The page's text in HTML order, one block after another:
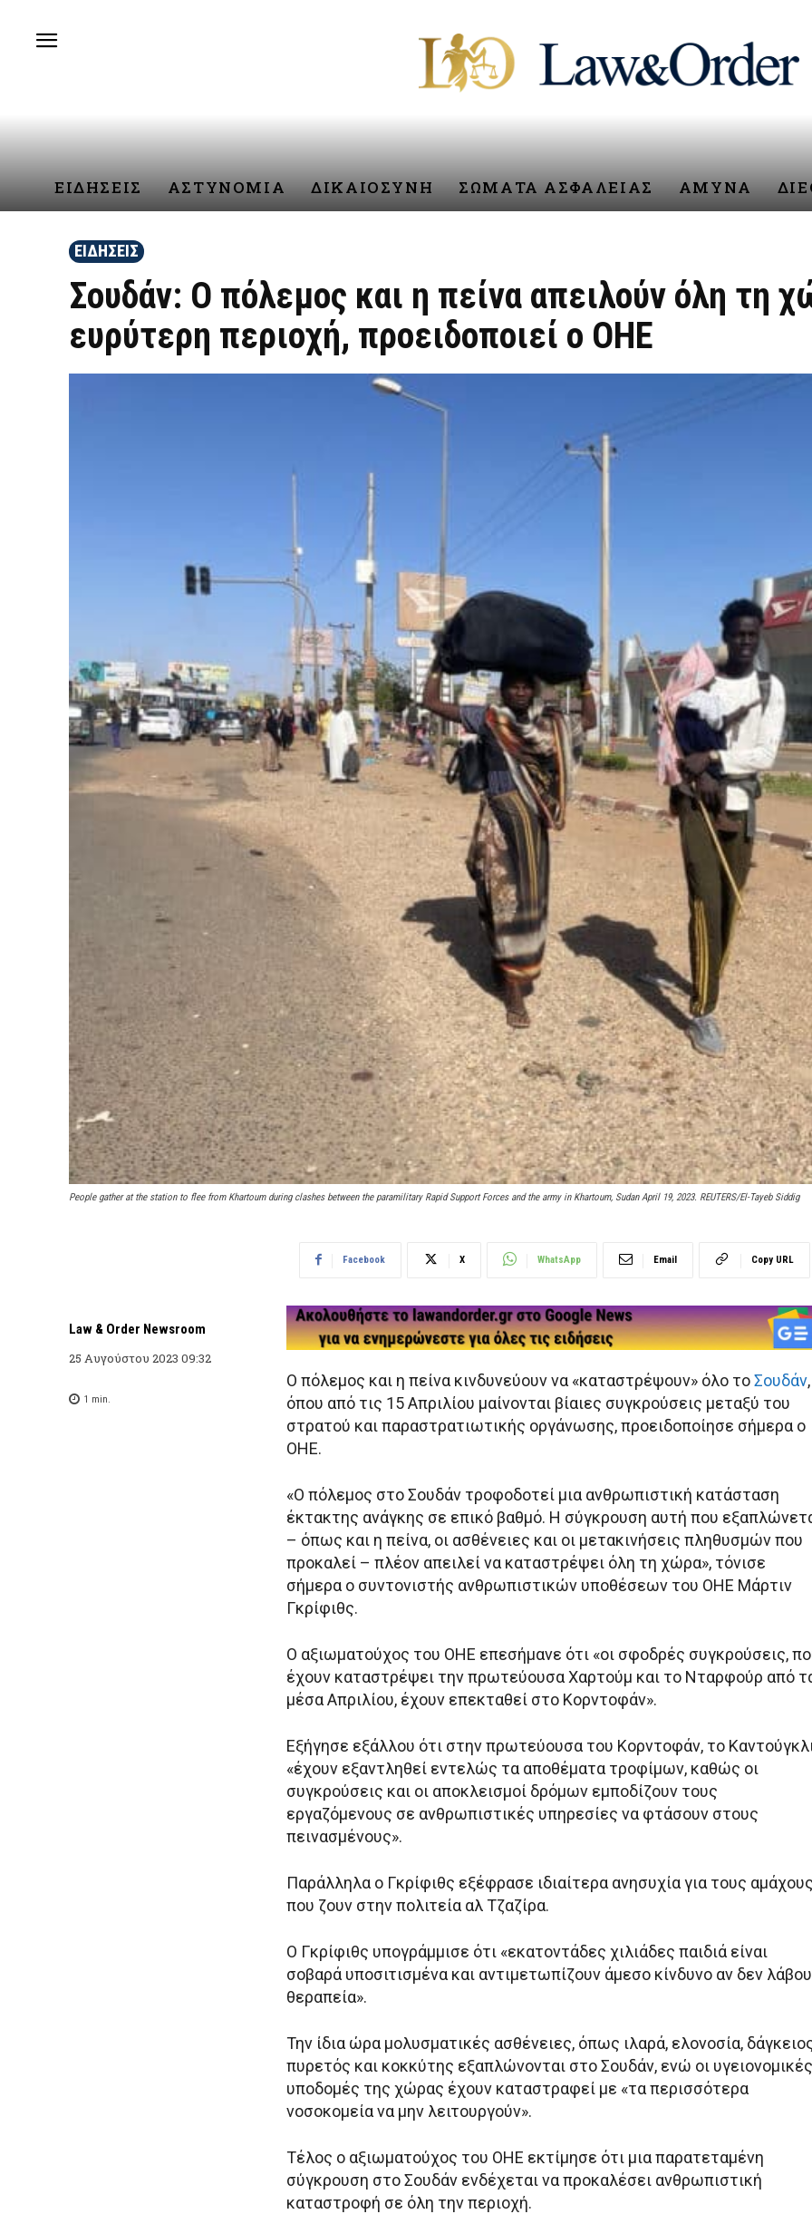
ΕΙΔΗΣΕΙΣ ΑΣΤΥΝΟΜΙΑ ΔΙΚΑΙΟΣΥΝΗ ΣΩΜΑΤΑ ΑΣΦΑΛΕΙΑΣ ΑΜΥΝΑ
ΕΙΔΗΣΕΙΣ
Σουδάν: Ο πόλεμος και η πείνα απειλούν όλη τη
ευρύτερη περιοχή, προειδοποιεί ο ΟΗΕ
People gather at the station to flee from Khartoum during clashes between the paramilitary Rapid Support Forces and the army in Khartoum, Sudan April 19, 2023. REUTERS/El-Tayeb Siddig
Law & Order Newsroom
25 Αυγούστου 2023 09:32
1 min.
Facebook X WhatsApp Email Copy URL
Ο πόλεμος και η πείνα κινδυνεύουν να «καταστρέψουν» όλο τοΣουδάν,
όπου από τις 15 Απριλίου μαίνονται βίαιες συγκρούσεις μεταξύ του
στρατού και παραστρατιωτικής οργάνωσης, προειδοποίησε σήμερα ο
ΟΗΕ.
«Ο πόλεμος στο Σουδάν τροφοδοτεί μια ανθρωπιστική κατάσταση
έκτακτης ανάγκης σε επικό βαθμό. Η σύγκρουση αυτή που
– όπως και η πείνα, οι ασθένειες και οι μετακινήσεις πληθυσμών που
προκαλεί – πλέον απειλεί να καταστρέψει όλη τη χώρα», τόνισε
σήμερα ο συντονιστής ανθρωπιστικών υποθέσεων του ΟΗΕ Μάρτιν
Γκρίφιθς.
Ο αξιωματούχος του ΟΗΕ επεσήμανε ότι «οι σφοδρές συγκρούσεις,
έχουν καταστρέψει την πρωτεύουσα Χαρτούμ και το Νταρφούρ από
μέσα Απριλίου, έχουν επεκταθεί στο Κορντοφάν».
Εξήγησε εξάλλου ότι στην πρωτεύουσα του Κορντοφάν, το
«έχουν εξαντληθεί εντελώς τα αποθέματα τροφίμων, καθώς οι
συγκρούσεις και οι αποκλεισμοί δρόμων εμποδίζουν τους
εργαζόμενους σε ανθρωπιστικές υπηρεσίες να φτάσουν στους
πεινασμένους».
Παράλληλα ο Γκρίφιθς εξέφρασε ιδιαίτερα ανησυχία για τους αμάχους
που ζουν στην πολιτεία αλ Τζαζίρα.
Ο Γκρίφιθς υπογράμμισε ότι «εκατοντάδες χιλιάδες παιδιά είναι
σοβαρά υποσιτισμένα και αντιμετωπίζουν άμεσο κίνδυνο αν δεν
θεραπεία».
Την ίδια ώρα μολυσματικές ασθένειες, όπως ιλαρά, ελονοσία,
πυρετός και κοκκύτης εξαπλώνονται στο Σουδάν, ενώ οι υγειονομικές
υποδομές της χώρας έχουν καταστραφεί με «τα περισσότερα
νοσοκομεία να μην λειτουργούν».
Τέλος ο αξιωματούχος του ΟΗΕ εκτίμησε ότι μια παρατεταμένη
σύγκρουση στο Σουδάν ενδέχεται να προκαλέσει ανθρωπιστική
καταστροφή σε όλη την περιοχή.